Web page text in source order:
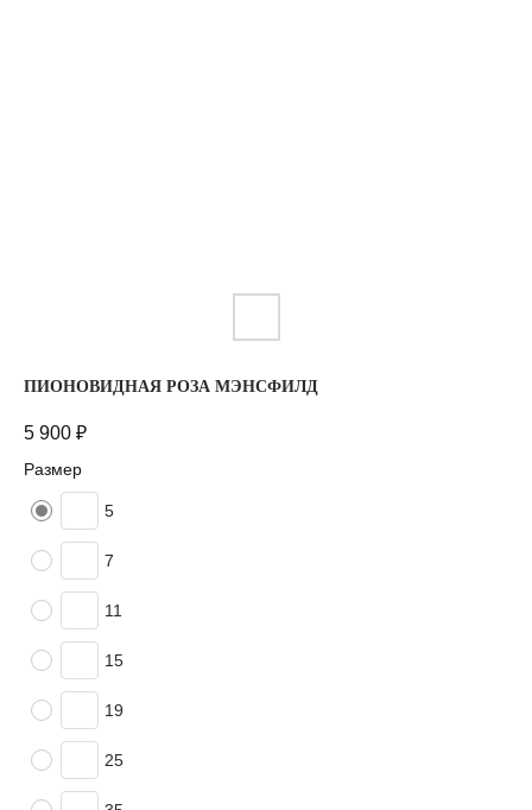
ПИОНОВИДНАЯ РОЗА МЭНСФИЛД
5 900 ₽
Размер
5
7
11
15
19
25